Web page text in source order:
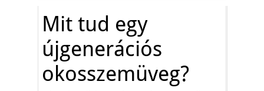
Mit tud egy
újgenerációs
okosszemüveg?